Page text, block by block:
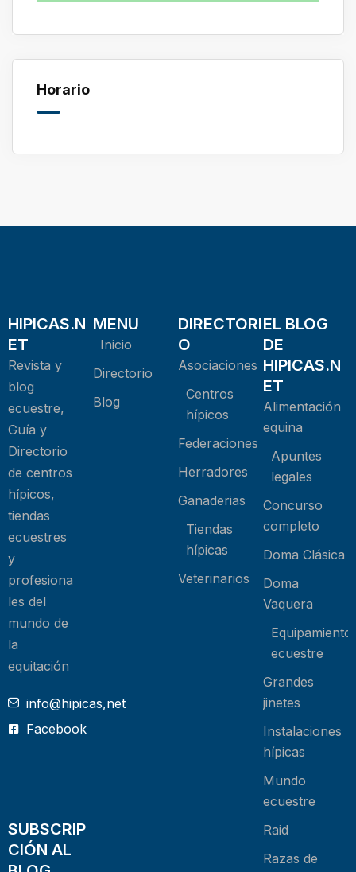
Horario
HIPICAS.N
ET
Revista y
blog
ecuestre,
Guía y
Directorio
de centros
hípicos,
tiendas
ecuestres
y
profesiona
les del
mundo de
la
equitación
info@hipicas,net
Facebook
SUBSCRIP
CIÓN AL
MENU
Inicio
Directorio
Blog
DIRECTORI
O
Asociaciones
Centros
hípicos
Federaciones
Herradores
Ganaderias
Tiendas
hípicas
Veterinarios
EL BLOG
DE
HIPICAS.N
ET
Alimentación
equina
Apuntes
legales
Concurso
completo
Doma Clásica
Doma
Vaquera
Equipamiento
ecuestre
Grandes
jinetes
Instalaciones
hípicas
Mundo
ecuestre
Raid
Razas de